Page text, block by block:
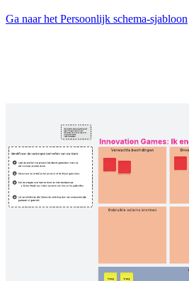
Ga naar het Persoonlijk schema-sjabloon